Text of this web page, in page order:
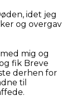
idet jeg
og overgav
mig og
fik Breve
derhen for
til